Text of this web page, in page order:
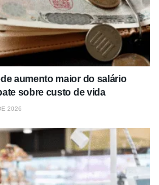
aumento maior do salário
sobre custo de vida
2026